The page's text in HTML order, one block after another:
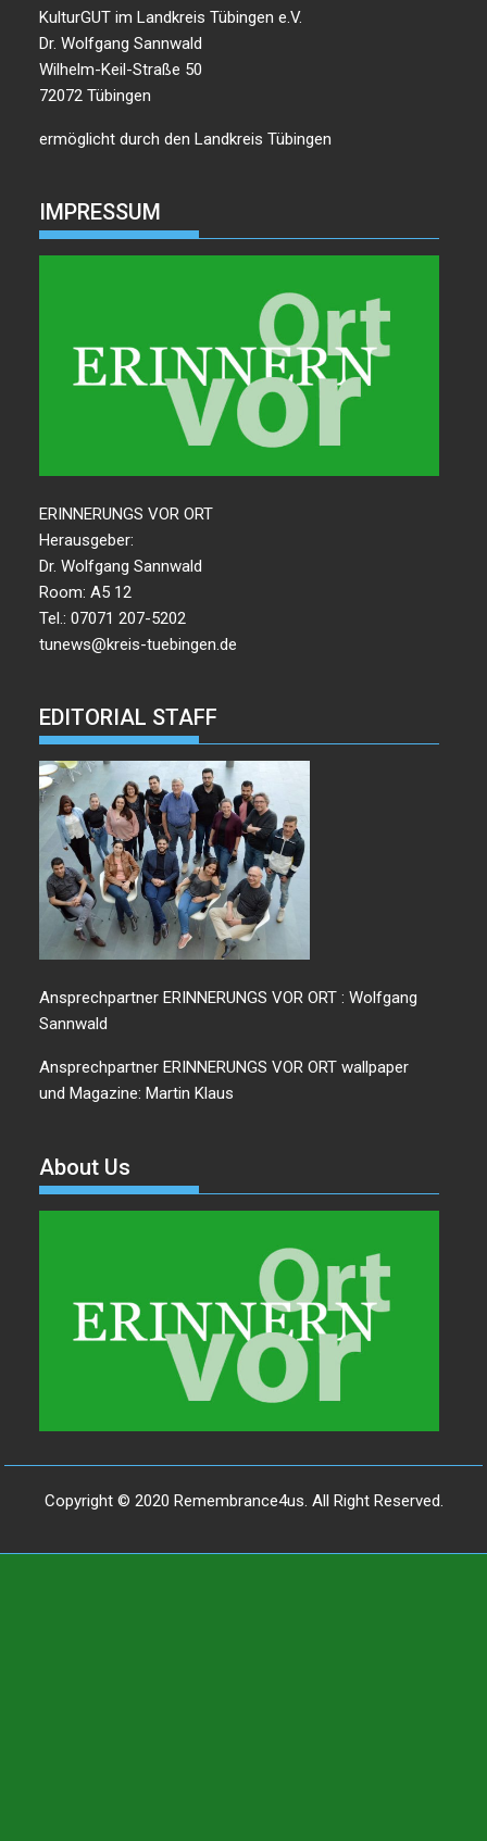
KulturGUT im Landkreis Tübingen e.V.
Dr. Wolfgang Sannwald
Wilhelm-Keil-Straße 50
72072 Tübingen
ermöglicht durch den Landkreis Tübingen
IMPRESSUM
ERINNERUNGS VOR ORT
Herausgeber:
Dr. Wolfgang Sannwald
Room: A5 12
Tel.: 07071 207-5202
tunews@kreis-tuebingen.de
EDITORIAL STAFF
Ansprechpartner ERINNERUNGS VOR ORT : Wolfgang
Sannwald
Ansprechpartner ERINNERUNGS VOR ORT wallpaper
und Magazine: Martin Klaus
About Us
Copyright © 2020 Remembrance4us. All Right Reserved.